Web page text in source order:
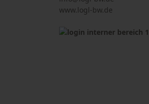
www.logl-bw.de